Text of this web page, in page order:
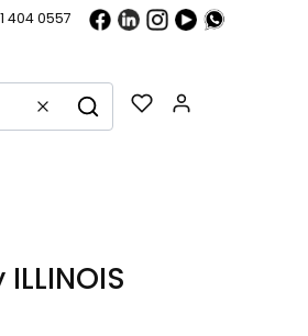
404 0557
WyczyśćSzukaj